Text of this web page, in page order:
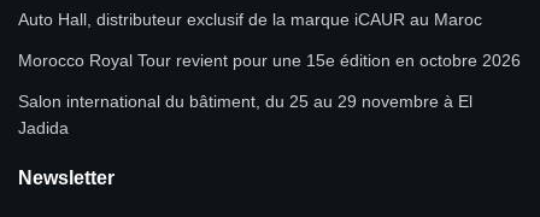
Auto Hall, distributeur exclusif de la marque iCAUR au Maroc
Morocco Royal Tour revient pour une 15e édition en octobre 2026
Salon international du bâtiment, du 25 au 29 novembre à El
Jadida
Newsletter